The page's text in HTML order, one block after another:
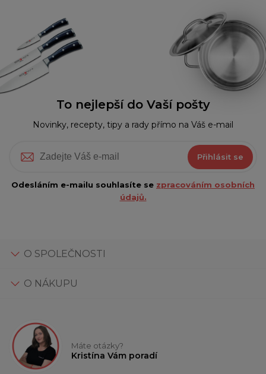
To nejlepší do Vaší pošty
Novinky, recepty, tipy a rady přímo na Váš e-mail
Přihlásit se
Odesláním e-mailu souhlasíte se zpracováním osobních
údajů.
O SPOLEČNOSTI
O NÁKUPU
Máte otázky?
Kristína Vám poradí